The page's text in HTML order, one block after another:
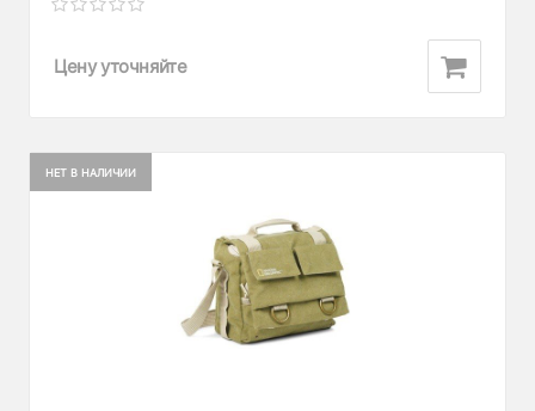
Цену уточняйте
НЕТ В НАЛИЧИИ